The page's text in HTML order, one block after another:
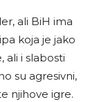
ali BiH ima
koja je jako
ali i slabosti
su agresivni,
njihove igre.